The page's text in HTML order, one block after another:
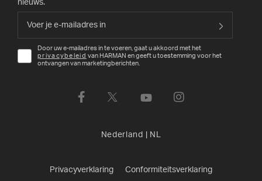
nieuws.
Door uw e-mailadres in te voeren, gaat u akkoord met het
privacybeleid van HARMAN en geeft u toestemming voor het
ontvangen van marketingberichten.
Nederland NL
Privacyverklaring Conformiteitsverklaring